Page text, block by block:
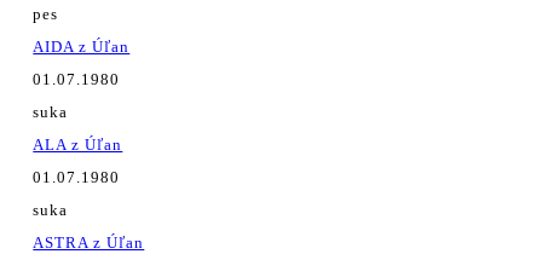
pes
AIDA z Úľan
01.07.1980
suka
ALA z Úľan
01.07.1980
suka
ASTRA z Úľan